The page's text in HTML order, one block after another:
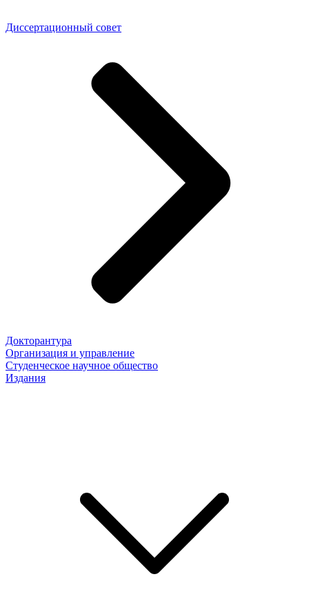
Диссертационный совет
Докторантура
Организация и управление
Студенческое научное общество
Издания